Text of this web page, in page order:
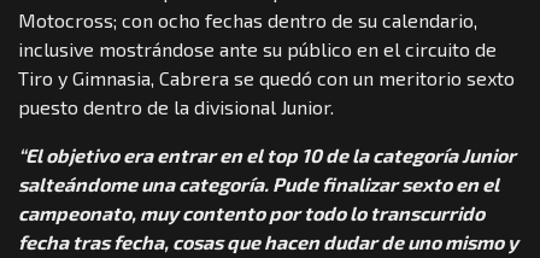
Motocross; con ocho fechas dentro de su calendario,
inclusive mostrándose ante su público en el circuito de
Tiro y Gimnasia, Cabrera se quedó con un meritorio sexto
puesto dentro de la divisional Junior.
“El objetivo era entrar en el top 10 de la categoría Junior
salteándome una categoría. Pude finalizar sexto en el
campeonato, muy contento por todo lo transcurrido
fecha tras fecha, cosas que hacen dudar de uno mismo y